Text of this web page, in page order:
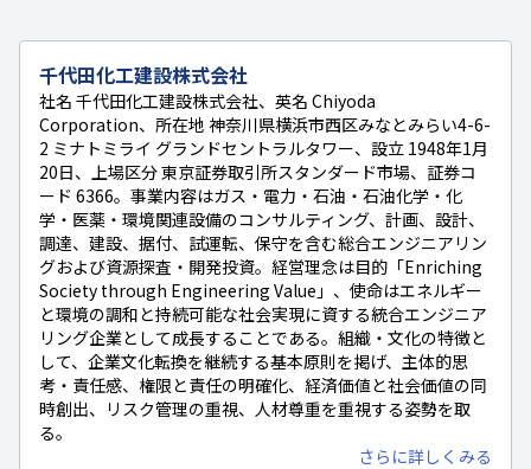
千代田化工建設株式会社
社名 千代田化工建設株式会社、英名 Chiyoda
Corporation、所在地 神奈川県横浜市西区みなとみらい4-6-
2 ミナトミライ グランドセントラルタワー、設立 1948年1月
20日、上場区分 東京証券取引所スタンダード市場、証券コ
ード 6366。事業内容はガス・電力・石油・石油化学・化
学・医薬・環境関連設備のコンサルティング、計画、設計、
調達、建設、据付、試運転、保守を含む総合エンジニアリン
グおよび資源探査・開発投資。経営理念は目的「Enriching
Society through Engineering Value」、使命はエネルギー
と環境の調和と持続可能な社会実現に資する統合エンジニア
リング企業として成長することである。組織・文化の特徴と
して、企業文化転換を継続する基本原則を掲げ、主体的思
考・責任感、権限と責任の明確化、経済価値と社会価値の同
時創出、リスク管理の重視、人材尊重を重視する姿勢を取
る。
さらに詳しくみる